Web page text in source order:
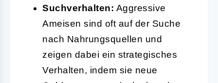
Suchverhalten: Aggressive
Ameisen sind oft auf der Suche
nach Nahrungsquellen und
zeigen dabei ein strategisches
Verhalten, indem sie neue